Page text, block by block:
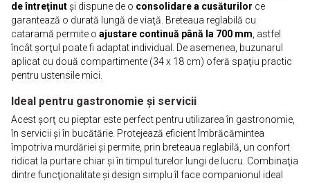
de întreţinutşi dispune de o consolidare a cusăturilor ce
garantează o durată lungă de viaţă. Breteaua reglabilă cu
cataramă permite o ajustare continuă până la 700 mm , astfel
încât şorţul poate fi adaptat individual. De asemenea, buzunarul
aplicat cu două compartimente (34 x 18 cm) oferă spaţiu practic
pentru ustensile mici.
Ideal pentru gastronomie şi servicii
Acest şorţ cu pieptar este perfect pentru utilizarea în gastronomie,
în servicii şi în bucătărie. Protejează eficient îmbrăcămintea
împotriva murdăriei şi permite, prin breteaua reglabilă, un confort
ridicat la purtare chiar şi în timpul turelor lungi de lucru. Combinaţia
dintre funcţionalitate şi design simplu îl face companionul ideal